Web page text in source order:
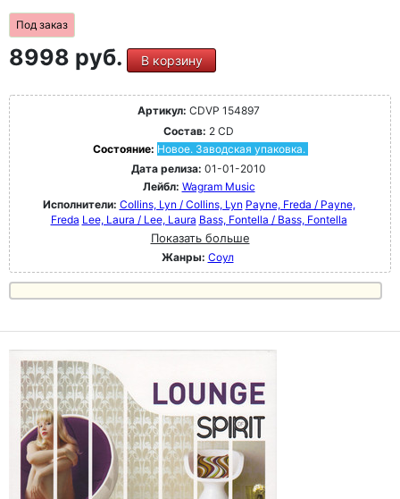
Под заказ
8998 руб. В корзину
Артикул: CDVP 154897
Состав: 2 CD
Состояние: Новое. Заводская упаковка.
Дата релиза: 01-01-2010
Лейбл: Wagram Music
Исполнители: Collins, Lyn / Collins, Lyn Payne, Freda / Payne,
Freda Lee, Laura / Lee, Laura Bass, Fontella / Bass, Fontella
Показать больше
Жанры: Соул